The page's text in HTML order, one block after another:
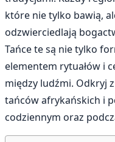
które nie tylko bawią,
odzwierciedlają
Tańce te są nie tylko
elementem rytuałów i
między ludźmi. Odkryj
tańców afrykańskich i
codziennym oraz